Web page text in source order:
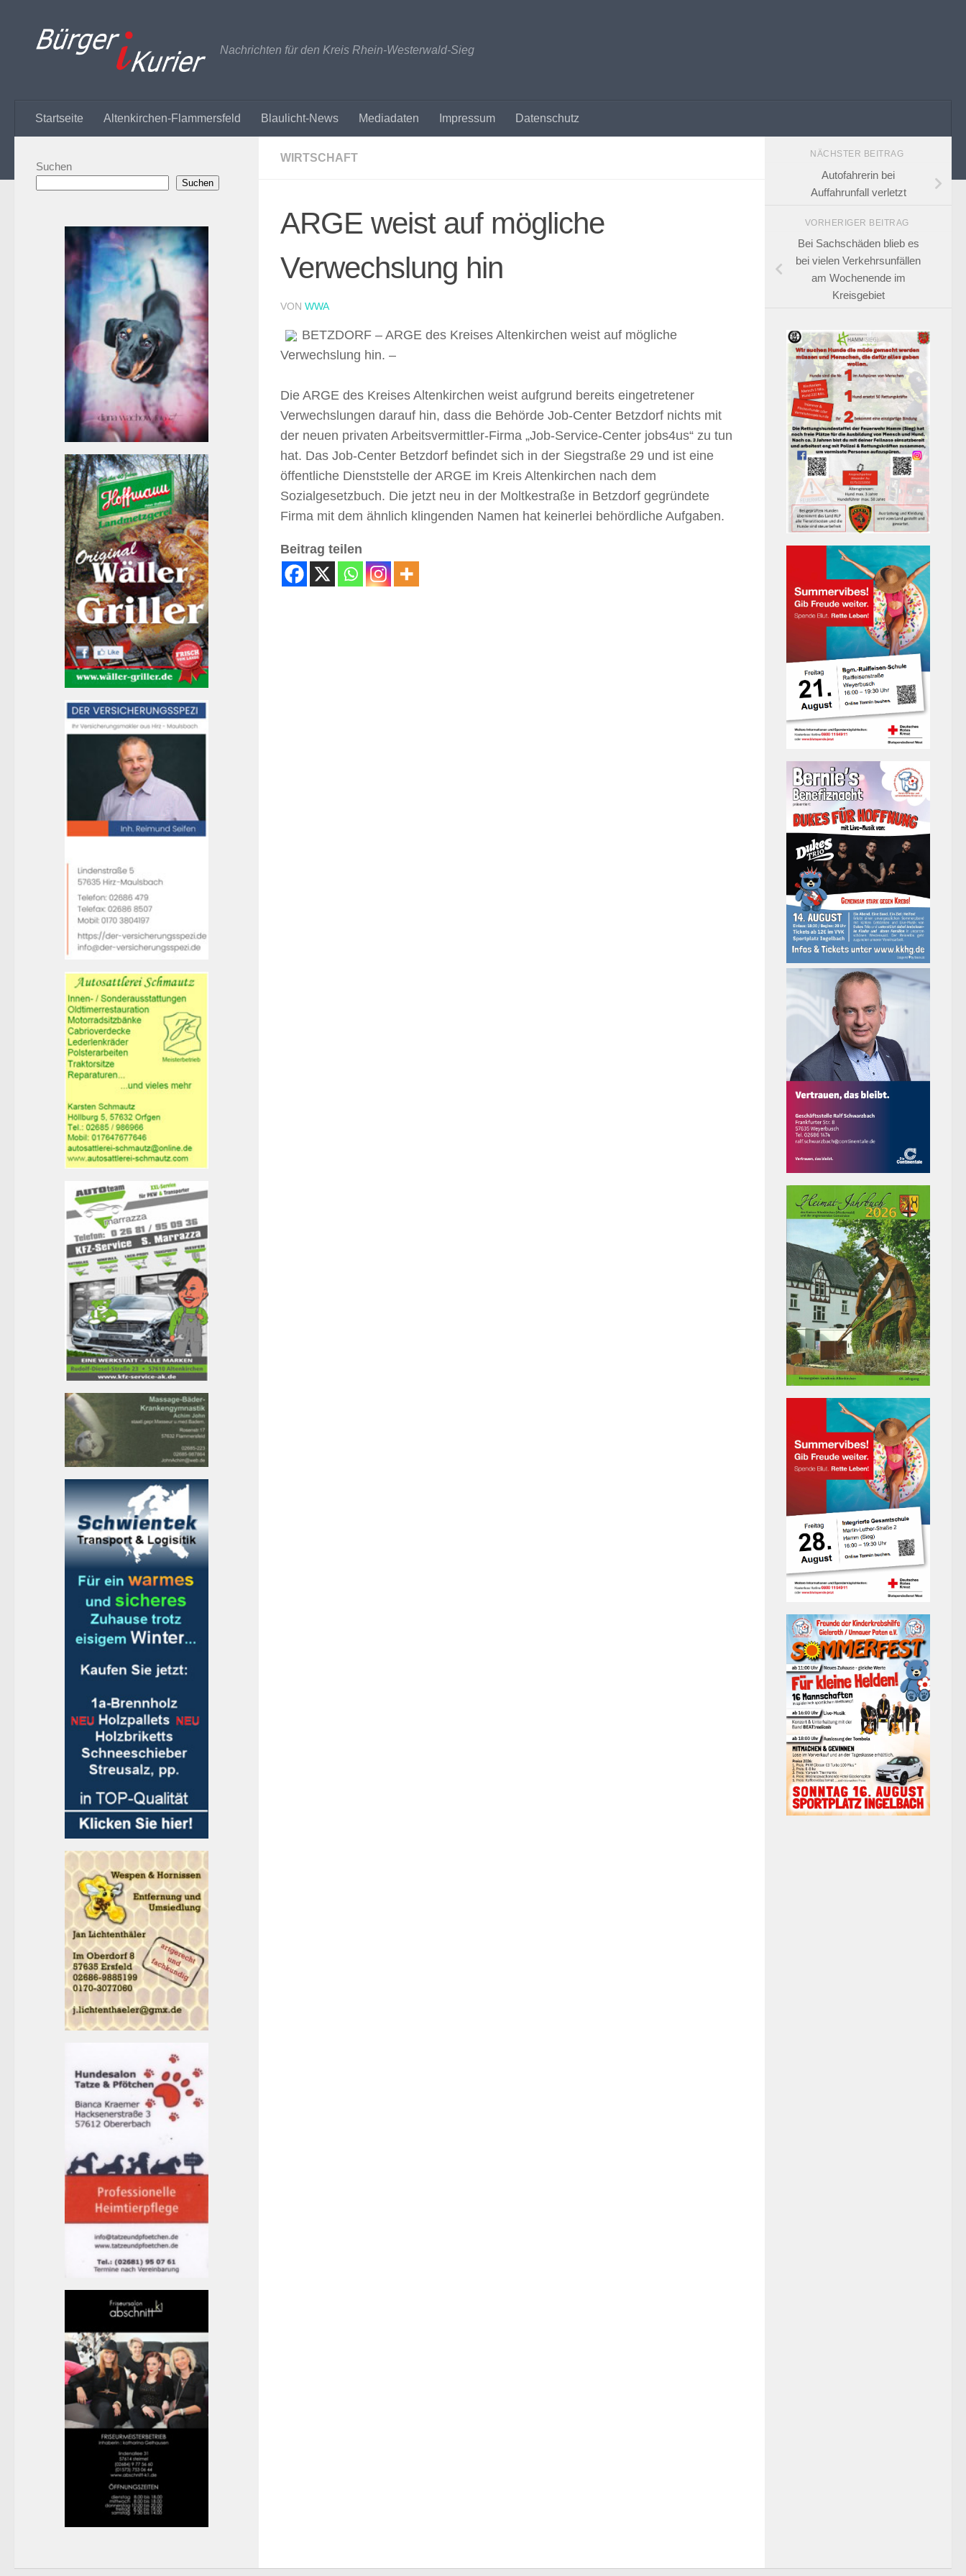
Nachrichten für den Kreis Rhein-Westerwald-Sieg
Startseite Altenkirchen-Flammersfeld Blaulicht-News Mediadaten Impressum Datenschutz
WIRTSCHAFT
ARGE weist auf mögliche
Verwechslung hin
VON WWA
BETZDORF – ARGE des Kreises Altenkirchen weist auf mögliche
Verwechslung hin. –
Die ARGE des Kreises Altenkirchen weist aufgrund bereits eingetretener
Verwechslungen darauf hin, dass die Behörde Job-Center Betzdorf nichts mit
der neuen privaten Arbeitsvermittler-Firma „Job-Service-Center jobs4us“ zu tun
hat. Das Job-Center Betzdorf befindet sich in der Siegstraße 29 und ist eine
öffentliche Dienststelle der ARGE im Kreis Altenkirchen nach dem
Sozialgesetzbuch. Die jetzt neu in der Moltkestraße in Betzdorf gegründete
Firma mit dem ähnlich klingenden Namen hat keinerlei behördliche Aufgaben.
Beitrag teilen
Suchen
Suchen
NÄCHSTER BEITRAG
Autofahrerin bei
Auffahrunfall verletzt
VORHERIGER BEITRAG
Bei Sachschäden blieb es
bei vielen Verkehrsunfällen
am Wochenende im
Kreisgebiet